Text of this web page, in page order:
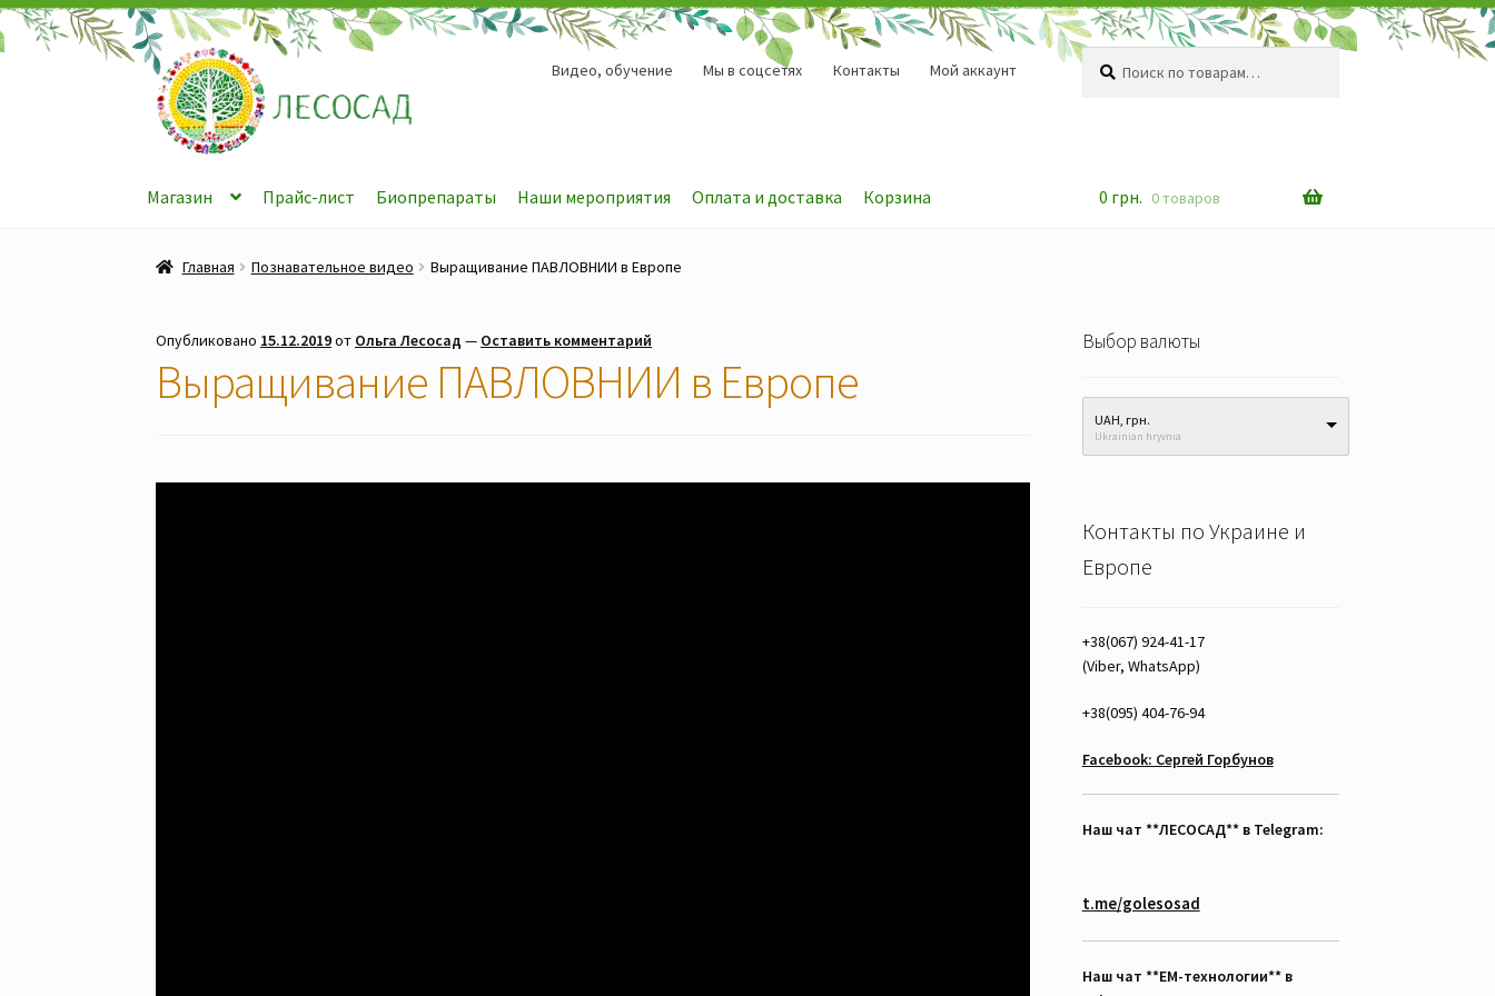
Перейти
к
навигации
Перейти
к
содержимому
Видео, обучение Мы в соцсетях Контакты Мой аккаунт
Искать:
Поиск
Магазин Прайс-лист Биопрепараты Наши мероприятия Оплата и доставка Корзина 0 грн. 0 товаров
Главная Познавательное видео Выращивание ПАВЛОВНИИ в Европе
Опубликовано 15.12.2019от Ольга Лесосад — Оставить комментарий
Выращивание ПАВЛОВНИИ в Европе
Выбор валюты
UAH, грн.
Ukrainian hryvnia
Контакты по Украине и
Европе
+38(067) 924-41-17
(Viber, WhatsApp)
+38(095) 404-76-94
Facebook: Сергей Горбунов
Наш чат **ЛЕСОСАД** в Telegram:
t.me/golesosad
Наш чат **EM-технологии** в